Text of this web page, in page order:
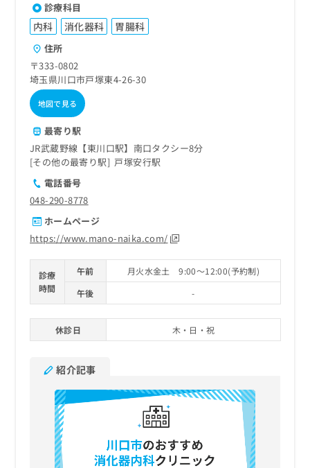
診療科目
内科 消化器科 胃腸科
住所
〒333-0802
埼玉県川口市戸塚東4-26-30
地図で見る
最寄り駅
JR武蔵野線【東川口駅】南口タクシー8分
その他の最寄り駅
戸塚安行駅
電話番号
048-290-8778
ホームページ
https://www.mano-naika.com/
診療
時間
午前
月火水金土 9:00～12:00(予約制)
午後
-
休診日 木・日・祝
紹介記事